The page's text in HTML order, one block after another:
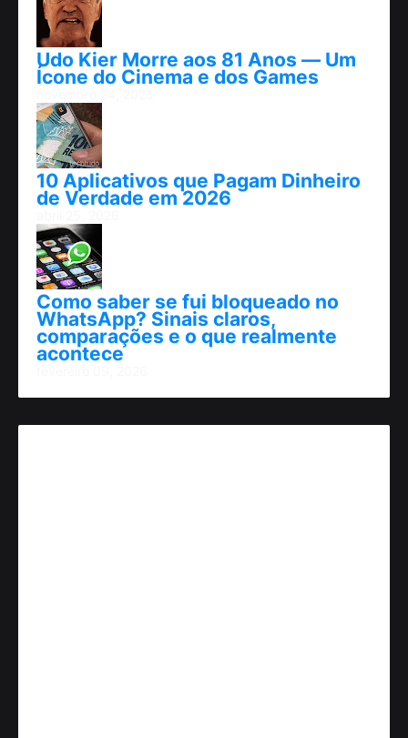
Udo Kier Morre aos 81 Anos — Um
Ícone do Cinema e dos Games
10 Aplicativos que Pagam Dinheiro
de Verdade em 2026
Como saber se fui bloqueado no
WhatsApp? Sinais claros,
comparações e o que realmente
acontece